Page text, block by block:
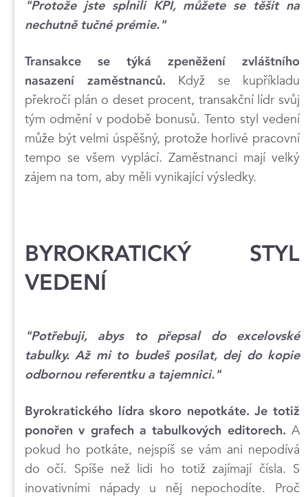
"Protože jste splnili KPI, můžete se těšit na
nechutně tučné prémie."
Transakce se týká zpeněžení zvláštního
nasazení zaměstnanců. Když se kupříkladu
překročí plán o deset procent, transakční lídr svůj
tým odmění v podobě bonusů. Tento styl vedení
může být velmi úspěšný, protože horlivé pracovní
tempo se všem vyplácí. Zaměstnanci mají velký
zájem na tom, aby měli vynikající výsledky.
BYROKRATICKÝ STYL
VEDENÍ
"Potřebuji, abys to přepsal do excelovské
tabulky. Až mi to budeš posílat, dej do kopie
odbornou referentku a tajemnici."
Byrokratického lídra skoro nepotkáte. Je totiž
ponořen v grafech a tabulkových editorech. A
pokud ho potkáte, nejspíš se vám ani nepodívá
do očí. Spíše než lidi ho totiž zajímají čísla. S
inovativními nápady u něj nepochodíte. Proč